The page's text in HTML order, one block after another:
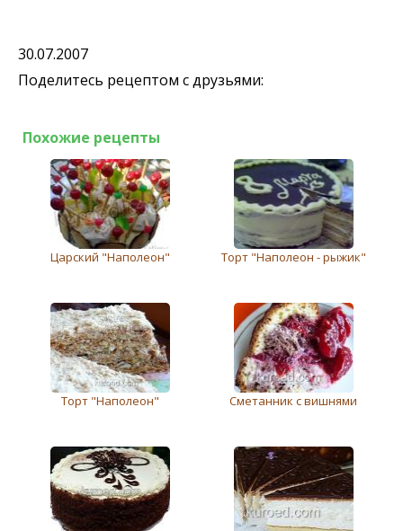
30.07.2007
Поделитесь рецептом с друзьями:
Похожие рецепты
Царский "Наполеон" Торт "Наполеон - рыжик"
Торт "Наполеон" Сметанник с вишнями